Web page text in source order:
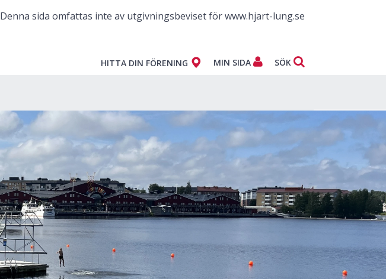
Denna sida omfattas inte av utgivningsbeviset för www.hjart-lung.se
HITTA DIN FÖRENING MIN SIDA SÖK